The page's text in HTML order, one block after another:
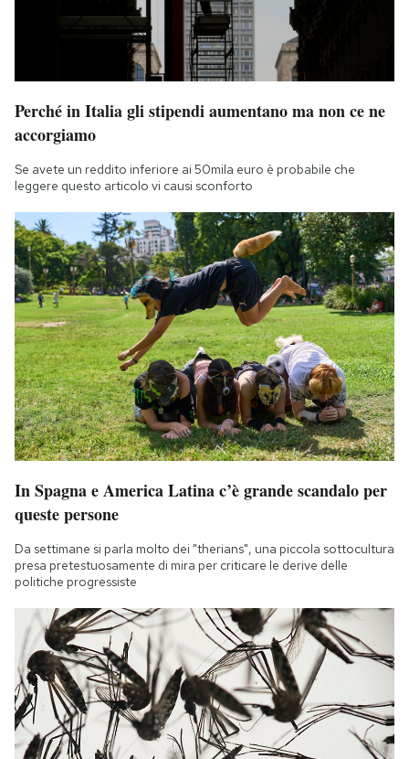
Perché in Italia gli stipendi aumentano ma non ce ne
accorgiamo
Se avete un reddito inferiore ai 50mila euro è probabile che
leggere questo articolo vi causi sconforto
In Spagna e America Latina c’è grande scandalo per
queste persone
Da settimane si parla molto dei "therians", una piccola sottocultura
presa pretestuosamente di mira per criticare le derive delle
politiche progressiste